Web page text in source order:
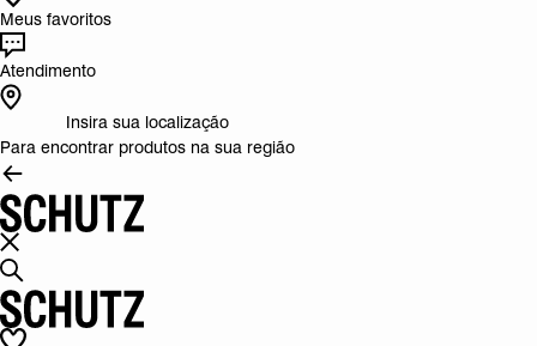
Meus favoritos
Atendimento
Insira sua localização
Para encontrar produtos na sua região